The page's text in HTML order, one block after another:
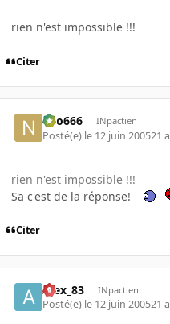
rien n'est impossible !!!
Citer
neo666 INpactien
Posté(e) le 12 juin 200521 a
rien n'est impossible !!!
Sa c'est de la réponse!
Citer
Alex_83 INpactien
Posté(e) le 12 juin 200521 a